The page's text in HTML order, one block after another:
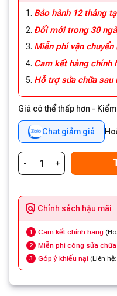
Bảo hành 12 tháng
Đổi mới trong 30
Miễn phí vận chuyển
Cam kết hàng chính
Hỗ trợ sửa chữa sau
Giá có thể thấp hơn -
Chat giảm giá
Chính sách hậu mãi
1 Cam kết chính hãng
2 Miễn phí công sửa chữa
3 Góp ý khiếu nại (Liên